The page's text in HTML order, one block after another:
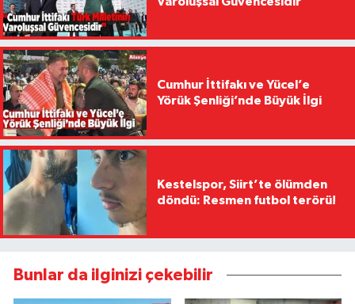
Cumhur İttifakı ve Yücel’e
Yörük Şenliği’nde Büyük İlgi
Kestelspor, Siirt’te ölümden
döndü: Resmen futbol terörü!
Bunlar da ilginizi çekebilir